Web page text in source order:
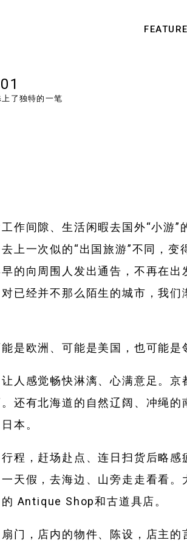
FEATURE
了独特的一笔
作间隙、生活闲暇去国外“小游”
上一次似的“出国旅游”不同，变
的向周围人发出通告，不再在
已经并不那么陌生的城市，我们
是欧洲、可能是美国，也可能是
人感觉畅快淋漓、心满意足。京
还有北海道的自然辽阔、冲绳
本。
程，赶场赴点、连日扫货后略
天假，去海边、山旁走走看看。
Antique Shop和古道具店。
门，店内的物件、陈设，店主的